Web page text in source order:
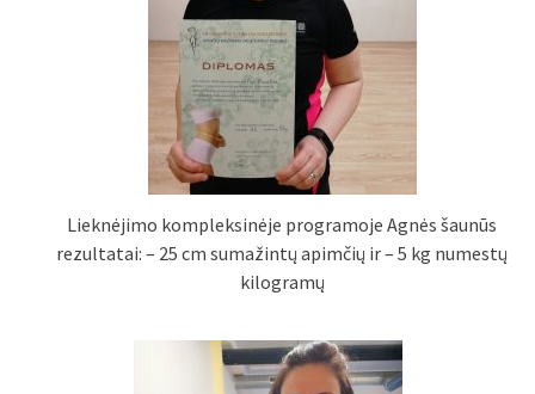
Lieknėjimo kompleksinėje programoje Agnės šaunūs
rezultatai: – 25 cm sumažintų apimčių ir – 5 kg numestų
kilogramų